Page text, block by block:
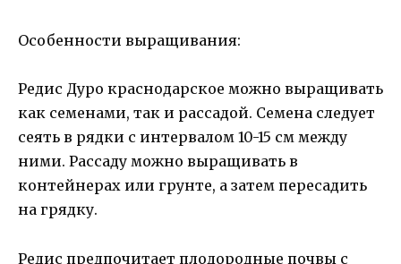
Особенности выращивания:
Редис Дуро краснодарское можно выращивать
как семенами, так и рассадой. Семена следует
сеять в рядки с интервалом 10-15 см между
ними. Рассаду можно выращивать в
контейнерах или грунте, а затем пересадить
на грядку.
Редис предпочитает плодородные почвы с